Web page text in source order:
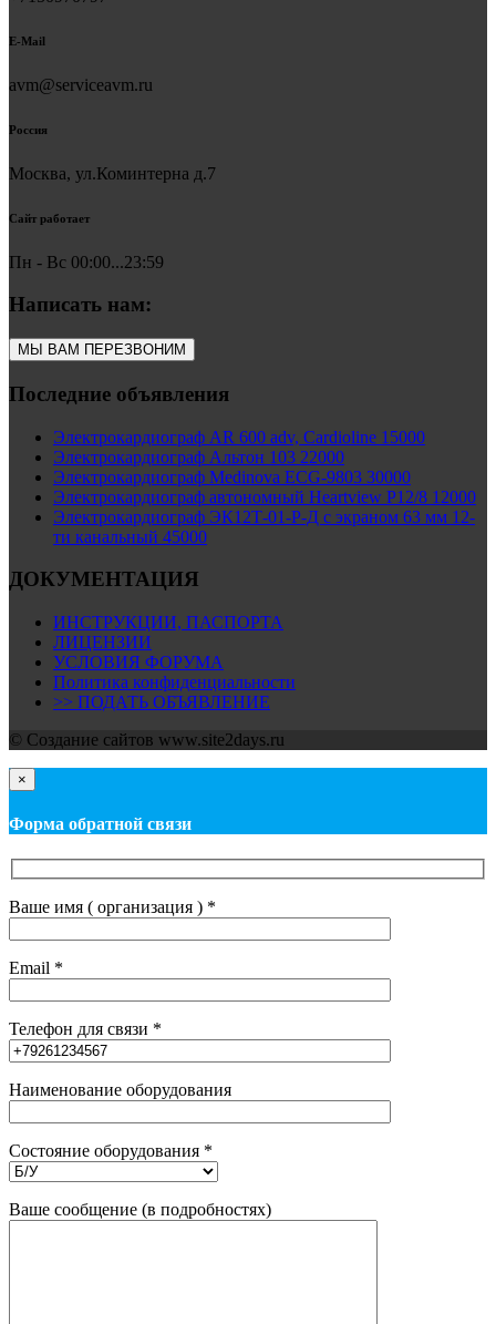
E-Mail
avm@serviceavm.ru
Россия
Москва, ул.Коминтерна д.7
Сайт работает
Пн - Вс 00:00...23:59
Написать нам:
МЫ ВАМ ПЕРЕЗВОНИМ
Последние объявления
Электрокардиограф AR 600 adv, Cardioline 15000
Электрокардиограф Альтон 103 22000
Электрокардиограф Medinova ECG-9803 30000
Электрокардиограф автономный Heartview P12/8 12000
Электрокардиограф ЭК12Т-01-Р-Д с экраном 63 мм 12-
ти канальный 45000
ДОКУМЕНТАЦИЯ
ИНСТРУКЦИИ, ПАСПОРТА
ЛИЦЕНЗИИ
УСЛОВИЯ ФОРУМА
Политика конфиденциальности
>> ПОДАТЬ ОБЪЯВЛЕНИЕ
© Cоздание сайтов www.site2days.ru
×
Форма обратной связи
Ваше имя ( организация ) *
Email *
Телефон для связи *
Наименование оборудования
Состояние оборудования *
Ваше сообщение (в подробностях)